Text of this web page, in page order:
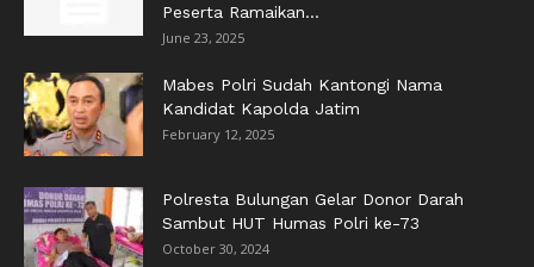
Peserta Ramaikan...
June 23, 2025
Mabes Polri Sudah Kantongi Nama
Kandidat Kapolda Jatim
February 12, 2025
Polresta Bulungan Gelar Donor Darah
Sambut HUT Humas Polri ke-73
October 30, 2024